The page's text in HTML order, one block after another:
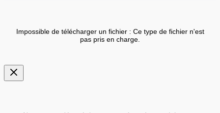
Impossible de télécharger un fichier : Ce type de fichier n'est
pas pris en charge.